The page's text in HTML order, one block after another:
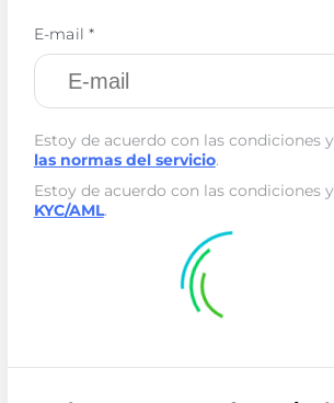
E-mail *
Estoy de acuerdo con las condiciones y
las normas del servicio.
Estoy de acuerdo con las condiciones y
KYC/AML.